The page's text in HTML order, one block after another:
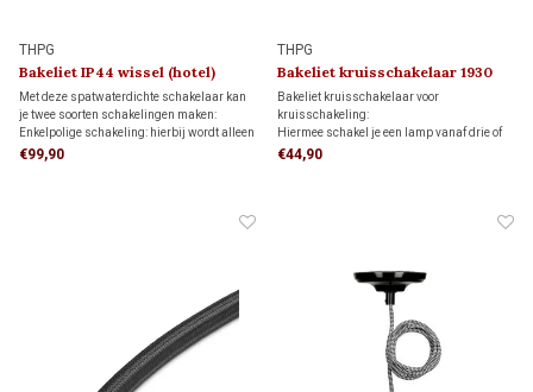
THPG
Bakeliet IP44 wissel (hotel)
schakelaar 1930
Met deze spatwaterdichte schakelaar kan
je twee soorten schakelingen maken:
Enkelpolige schakeling: hierbij wordt alleen
de stroomvoerende draad onderbroken.
€99,90
THPG
Bakeliet kruisschakelaar 1930
Bakeliet kruisschakelaar voor
kruisschakeling:
Hiermee schakel je een lamp vanaf drie of
meer schakelaars, in combinatie met twee
€44,90